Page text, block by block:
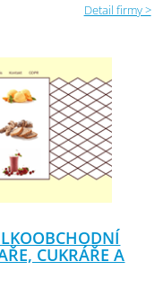
Detail firmy >
CUKRÁŘE A